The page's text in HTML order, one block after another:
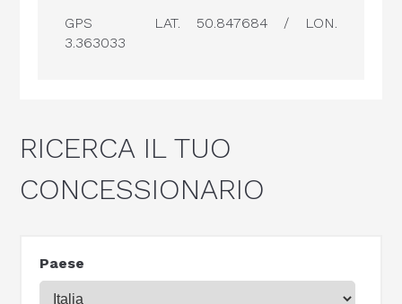
GPS
LAT. 50.847684 / LON.
3.363033
RICERCA IL TUO
CONCESSIONARIO
Paese